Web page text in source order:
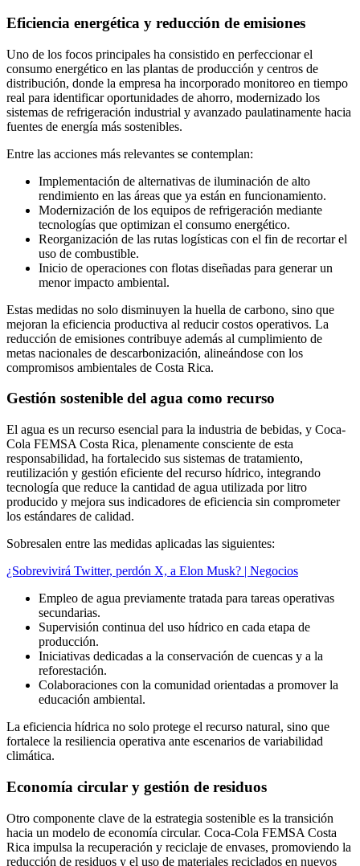
Eficiencia energética y reducción de emisiones
Uno de los focos principales ha consistido en perfeccionar el
consumo energético en las plantas de producción y centros de
distribución, donde la empresa ha incorporado monitoreo en tiempo
real para identificar oportunidades de ahorro, modernizado los
sistemas de refrigeración industrial y avanzado paulatinamente hacia
fuentes de energía más sostenibles.
Entre las acciones más relevantes se contemplan:
Implementación de alternativas de iluminación de alto
rendimiento en las áreas que ya están en funcionamiento.
Modernización de los equipos de refrigeración mediante
tecnologías que optimizan el consumo energético.
Reorganización de las rutas logísticas con el fin de recortar el
uso de combustible.
Inicio de operaciones con flotas diseñadas para generar un
menor impacto ambiental.
Estas medidas no solo disminuyen la huella de carbono, sino que
mejoran la eficiencia productiva al reducir costos operativos. La
reducción de emisiones contribuye además al cumplimiento de
metas nacionales de descarbonización, alineándose con los
compromisos ambientales de Costa Rica.
Gestión sostenible del agua como recurso
El agua es un recurso esencial para la industria de bebidas, y Coca-
Cola FEMSA Costa Rica, plenamente consciente de esta
responsabilidad, ha fortalecido sus sistemas de tratamiento,
reutilización y gestión eficiente del recurso hídrico, integrando
tecnología que reduce la cantidad de agua utilizada por litro
producido y mejora sus indicadores de eficiencia sin comprometer
los estándares de calidad.
Sobresalen entre las medidas aplicadas las siguientes:
¿Sobrevivirá Twitter, perdón X, a Elon Musk? | Negocios
Empleo de agua previamente tratada para tareas operativas
secundarias.
Supervisión continua del uso hídrico en cada etapa de
producción.
Iniciativas dedicadas a la conservación de cuencas y a la
reforestación.
Colaboraciones con la comunidad orientadas a promover la
educación ambiental.
La eficiencia hídrica no solo protege el recurso natural, sino que
fortalece la resiliencia operativa ante escenarios de variabilidad
climática.
Economía circular y gestión de residuos
Otro componente clave de la estrategia sostenible es la transición
hacia un modelo de economía circular. Coca-Cola FEMSA Costa
Rica impulsa la recuperación y reciclaje de envases, promoviendo la
reducción de residuos y el uso de materiales reciclados en nuevos